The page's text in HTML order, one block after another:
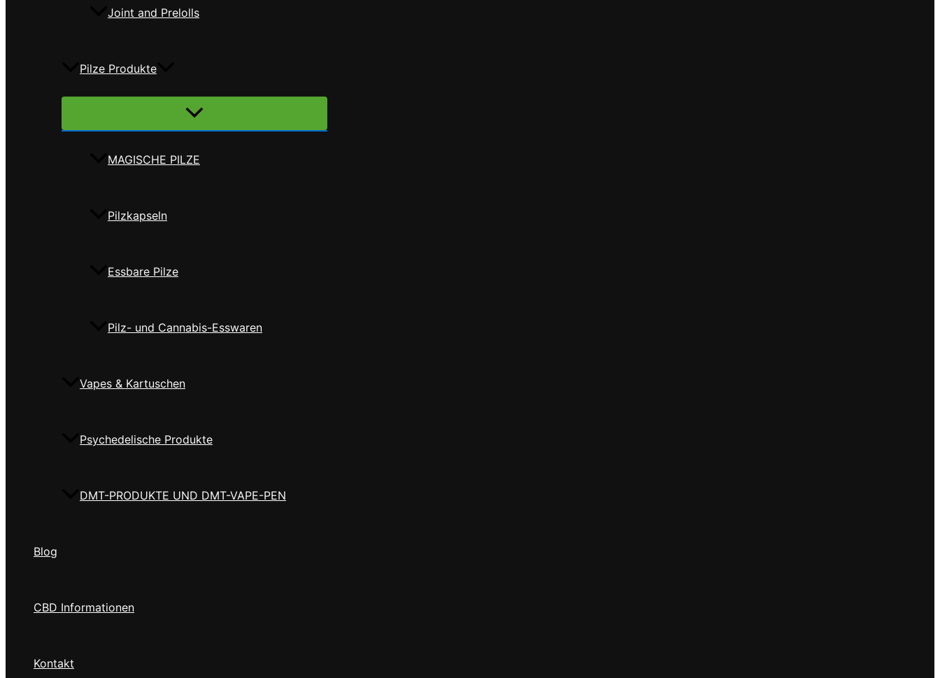
Joint and Prelolls
Pilze Produkte
Menü
MAGISCHE PILZE
Pilzkapseln
Essbare Pilze
Pilz- und Cannabis-Esswaren
Vapes & Kartuschen
Psychedelische Produkte
DMT-PRODUKTE UND DMT-VAPE-PEN
Blog
CBD Informationen
Kontakt